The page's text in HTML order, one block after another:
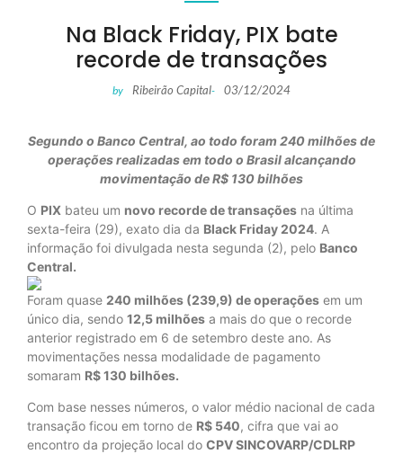
Na Black Friday, PIX bate
recorde de transações
by Ribeirão Capital- 03/12/2024
Segundo o Banco Central, ao todo foram 240 milhões de
operações realizadas em todo o Brasil alcançando
movimentação de R$ 130 bilhões
O PIX bateu um novo recorde de transações na última
sexta-feira (29), exato dia da Black Friday 2024. A
informação foi divulgada nesta segunda (2), pelo Banco
Central.
Foram quase 240 milhões (239,9) de operações em um
único dia, sendo 12,5 milhões a mais do que o recorde
anterior registrado em 6 de setembro deste ano. As
movimentações nessa modalidade de pagamento
somaram R$ 130 bilhões.
Com base nesses números, o valor médio nacional de cada
transação ficou em torno de R$ 540, cifra que vai ao
encontro da projeção local do CPV SINCOVARP/CDLRP